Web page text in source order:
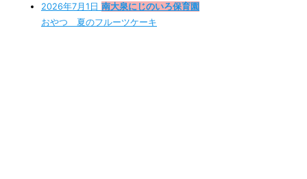
2026年7月1日 南大泉にじのいろ保育園
おやつ 夏のフルーツケーキ